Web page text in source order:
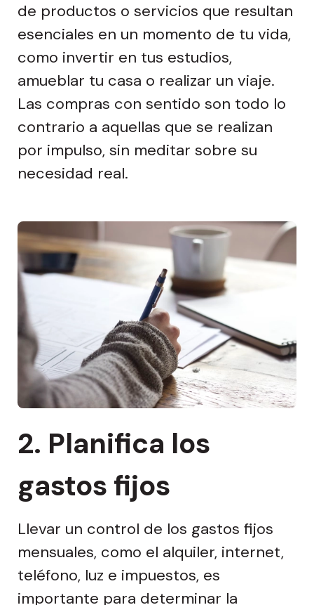
de productos o servicios que resultan
esenciales en un momento de tu vida,
como invertir en tus estudios,
amueblar tu casa o realizar un viaje.
Las compras con sentido son todo lo
contrario a aquellas que se realizan
por impulso, sin meditar sobre su
necesidad real.
2. Planifica los
gastos fijos
Llevar un control de los gastos fijos
mensuales, como el alquiler, internet,
teléfono, luz e impuestos, es
importante para determinar la